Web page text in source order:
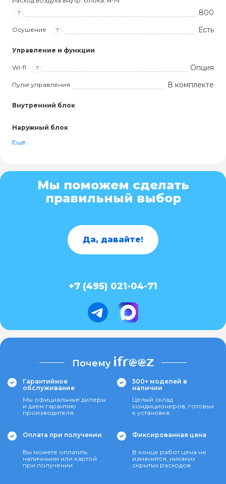
?
800
Осушение ? Есть
Управление и функции
Wi-fi ? Опция
Пульт управления В комплекте
Внутренний блок
Наружный блок
Ещё...
Мы поможем сделать
правильный выбор
Да, давайте!
+7 (495) 021-04-71
Почему
Гарантийное
обслуживание
Мы официальные дилеры
и даем гарантию
производителя
500+ моделей в
наличии
Целый склад
кондиционеров, готовых
к установке
Оплата при получении
Вы можете оплатить
наличными или картой
при получении
Фиксированная цена
В конце работ цена не
изменится, никаких
скрытых расходов